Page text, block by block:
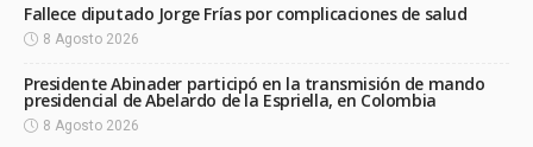
Fallece diputado Jorge Frías por complicaciones de salud
8 Agosto 2026
Presidente Abinader participó en la transmisión de mando
presidencial de Abelardo de la Espriella, en Colombia
8 Agosto 2026